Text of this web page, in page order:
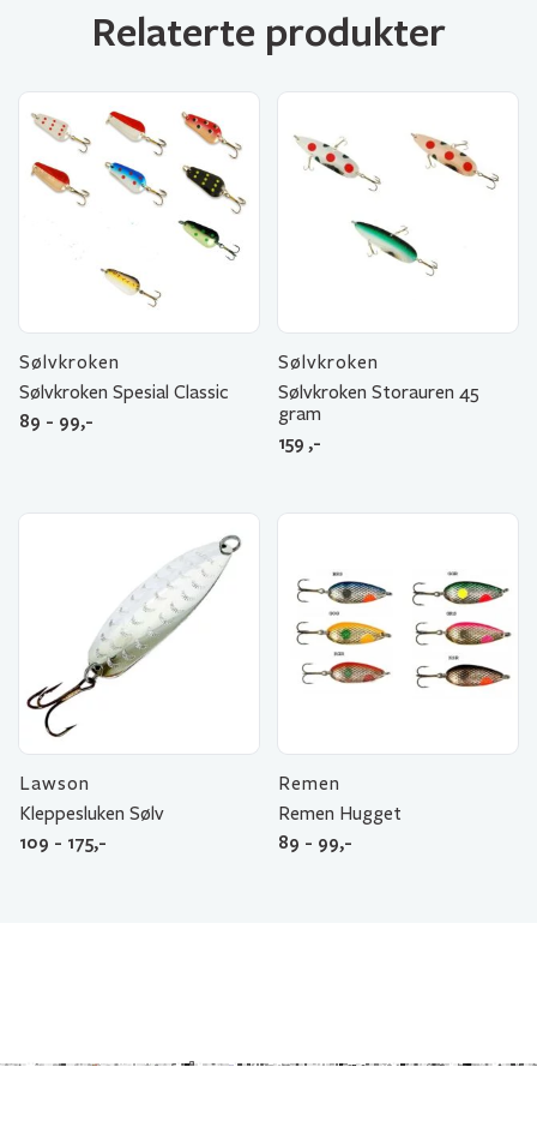
Relaterte produkter
Sølvkroken
Sølvkroken Spesial Classic
89 - 99,-
Sølvkroken
Sølvkroken Storauren 45
gram
159 ,-
Lawson
Kleppesluken Sølv
109 - 175,-
Remen
Remen Hugget
89 - 99,-